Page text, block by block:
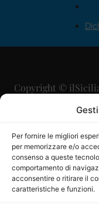
Per fornire le migliori
per memorizzare e/o
consenso a queste
comportamento di
acconsentire o ritirare il
caratteristiche e funzioni.
Copyright ©
Direttore
Direttore